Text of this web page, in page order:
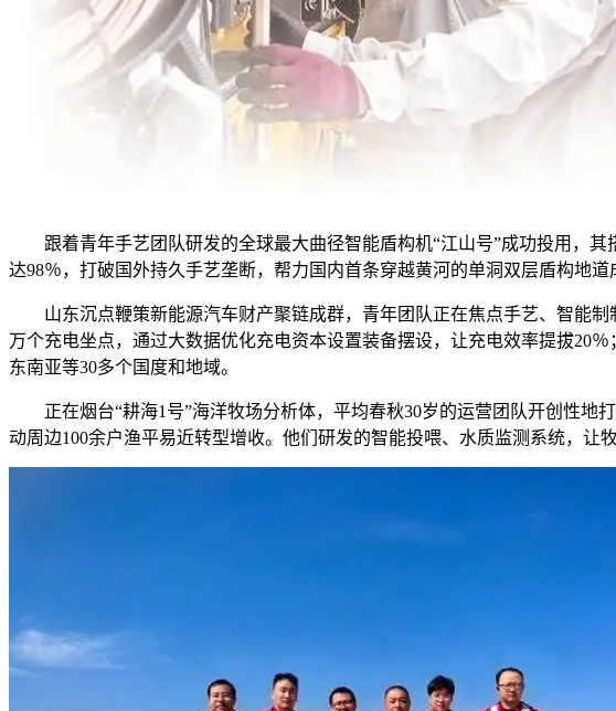
跟着青年手艺团队研发的全球最大曲径智能盾构机“江山号”成功投用，其
达98％，打破国外持久手艺垄断，帮力国内首条穿越黄河的单洞双层盾构地道
山东沉点鞭策新能源汽车财产聚链成群，青年团队正在焦点手艺、智能制
万个充电坐点，通过大数据优化充电资本设置装备摆设，让充电效率提拔20
东南亚等30多个国度和地域。
正在烟台“耕海1号”海洋牧场分析体，平均春秋30岁的运营团队开创性地
动周边100余户渔平易近转型增收。他们研发的智能投喂、水质监测系统，让